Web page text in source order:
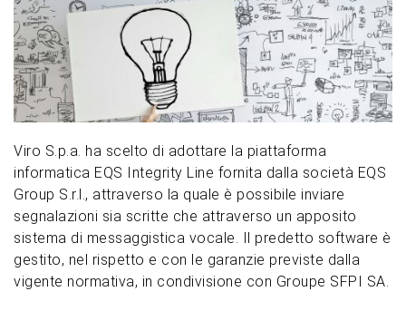
Viro S.p.a. ha scelto di adottare la piattaforma
informatica EQS Integrity Line fornita dalla società EQS
Group S.r.l., attraverso la quale è possibile inviare
segnalazioni sia scritte che attraverso un apposito
sistema di messaggistica vocale. Il predetto software è
gestito, nel rispetto e con le garanzie previste dalla
vigente normativa, in condivisione con Groupe SFPI SA.